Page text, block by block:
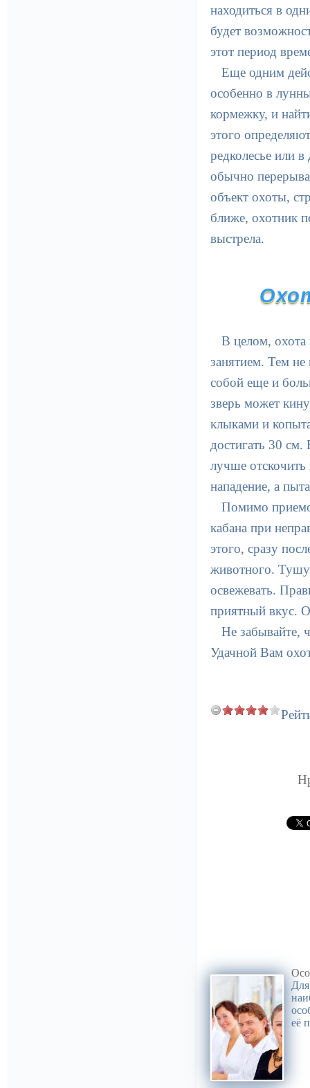
находиться в
будет
этот период
Еще одним
особенно в
кормежку, и
этого
редколесье или
обычно
объект охоты,
ближе, охотник
выстрела.
В целом, охота
занятием. Тем не
собой еще и
зверь может
клыками и
достигать 30 см.
лучше
нападение, а
Помимо
кабана при
этого, сразу
животного. Тушу
освежевать.
приятный вкус.
Не забывайте,
Удачной Вам
её